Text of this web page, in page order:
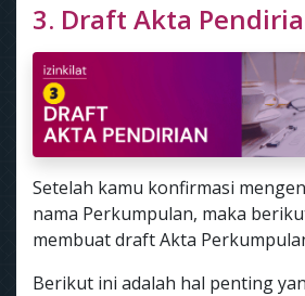
3. Draft Akta
Setelah kamu konfirmasi
nama Perkumpulan, maka
membuat draft Akta
Berikut ini adalah hal penting